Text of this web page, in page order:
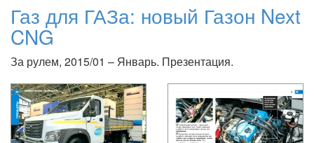
Газ для ГАЗа: новый Газон Next
CNG
За рулем, 2015/01 – Январь. Презентация.